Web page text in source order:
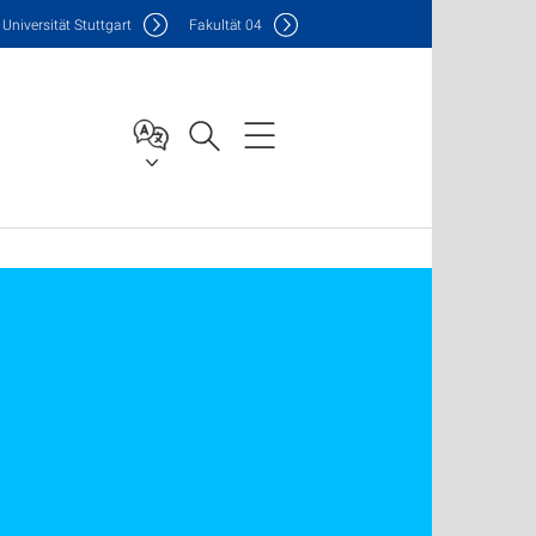
Universität Stuttgart Fakultät04